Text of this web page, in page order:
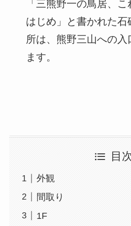
「三熊野一の鳥居、
はじめ」と書かれた
所は、熊野三山への
ます。
目
外観
間取り
1F